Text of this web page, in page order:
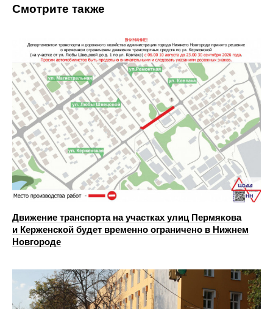
Смотрите также
Движение транспорта на участках улиц Пермякова
и Керженской будет временно ограничено в Нижнем
Новгороде